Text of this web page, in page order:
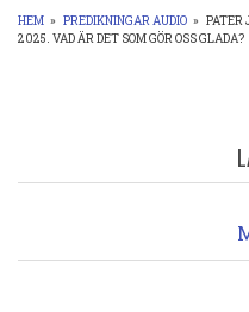
LÄNKSTIG
HEM » PREDIKNINGAR AUDIO » PATER
2025. VAD ÄR DET SOM GÖR OSS GLADA?